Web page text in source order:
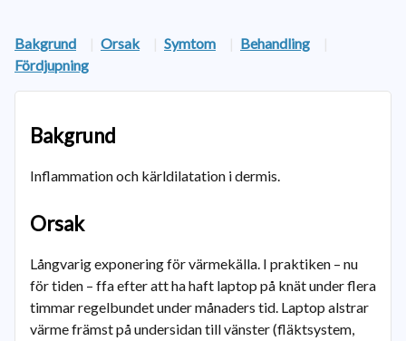
Bakgrund | Orsak | Symtom | Behandling
|
Fördjupning
Bakgrund
Inflammation och kärldilatation i dermis.
Orsak
Långvarig exponering för värmekälla. I praktiken – nu
för tiden – ffa efter att ha haft laptop på knät under flera
timmar regelbundet under månaders tid. Laptop alstrar
värme främst på undersidan till vänster (fläktsystem,